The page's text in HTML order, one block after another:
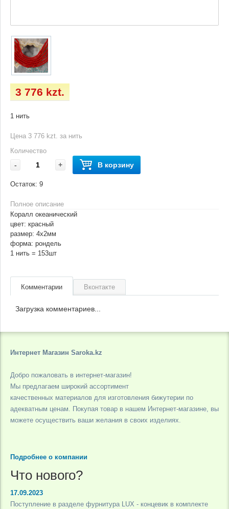
3 776 kzt.
1 нить
Цена 3 776 kzt. за нить
Количество
- + В корзину
Остаток: 9
Полное описание
Коралл океанический
цвет: красный
размер: 4х2мм
форма: рондель
1 нить = 153шт
Комментарии Вконтакте
Загрузка комментариев...
Интернет Магазин Saroka.kz
Добро пожаловать в интернет-магазин!
Мы предлагаем широкий ассортимент
качественных материалов для изготовления бижутерии по
адекватным ценам. Покупая товар в нашем Интернет-магазине, вы
можете осуществить ваши желания в своих изделиях.
Подробнее о компании
Что нового?
17.09.2023
Поступление в разделе фурнитура LUX - концевик в комплекте